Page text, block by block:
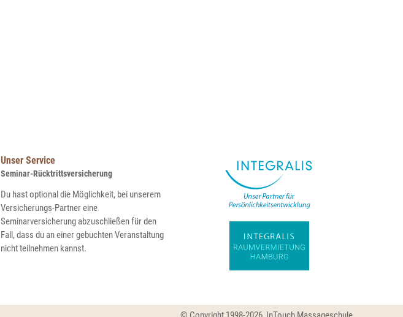
Unser Service
Seminar-Rücktrittsversicherung
Du hast optional die Möglichkeit, bei unserem
Versicherungs-Partner eine
Seminarversicherung abzuschließen für den
Fall, dass du an einer gebuchten Veranstaltung
nicht teilnehmen kannst.